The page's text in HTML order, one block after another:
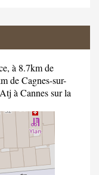
à 8.7km de
de Cagnes-sur-
à Cannes sur la